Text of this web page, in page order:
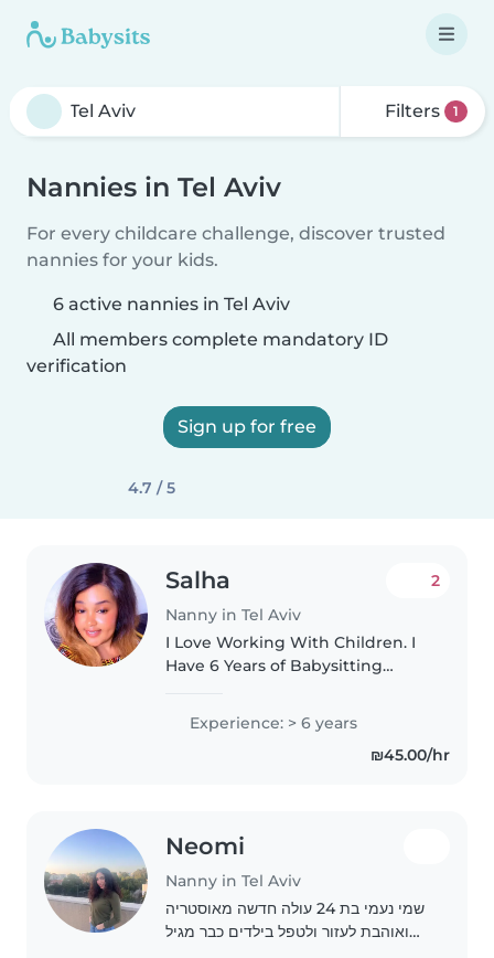
Filters 1
Nannies in Tel Aviv
For every childcare challenge, discover trusted
nannies for your kids.
6 active nannies in Tel Aviv
All members complete mandatory ID
verification
Sign up for free
4.7 / 5
Salha
Nanny in Tel Aviv
2
I Love Working With Children. I
Have 6 Years of Babysitting
and Toddler I also have
Experience with children With
Experience: > 6 years
₪45.00/hr
Neomi
Nanny in Tel Aviv
שמי נעמי בת 24 עולה חדשה מאוסטריה
ואוהבת לעזור ולטפל בילדים כבר מגיל